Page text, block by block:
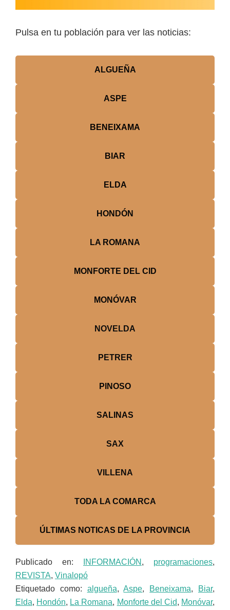
Pulsa en tu población para ver las noticias:
ALGUEÑA
ASPE
BENEIXAMA
BIAR
ELDA
HONDÓN
LA ROMANA
MONFORTE DEL CID
MONÓVAR
NOVELDA
PETRER
PINOSO
SALINAS
SAX
VILLENA
TODA LA COMARCA
ÚLTIMAS NOTICAS DE LA PROVINCIA
Publicado en: INFORMACIÓN , programaciones,
REVISTA, Vinalopó
Etiquetado como: algueña,Aspe, Beneixama, Biar,
Elda, Hondón, La Romana, Monforte del Cid, Monóvar,